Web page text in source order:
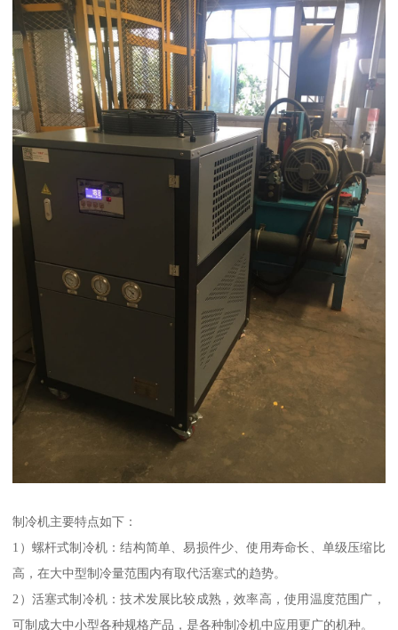
制冷机主要特点如下：
1）螺杆式制冷机：结构简单、易损件少、使用寿命长、单级压缩比
高，在大中型制冷量范围内有取代活塞式的趋势。
2）活塞式制冷机：技术发展比较成熟，效率高，使用温度范围广，
可制成大中小型各种规格产品，是各种制冷机中应用更广的机种。